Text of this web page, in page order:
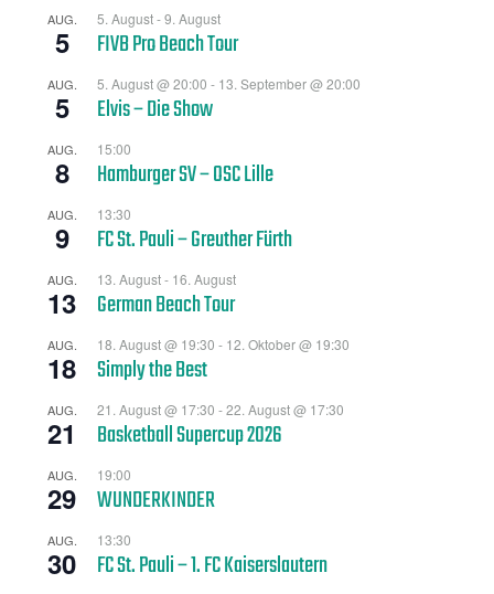
AUG.
5
5. August-9. August
FIVB Pro Beach Tour
AUG.
5
5. August @ 20:00 - 13. September @ 20:00
Elvis – Die Show
AUG.
8
15:00
Hamburger SV – OSC Lille
AUG.
9
13:30
FC St. Pauli – Greuther Fürth
AUG.
13
13. August- 16. August
German Beach Tour
AUG.
18
18. August @ 19:30 - 12. Oktober @ 19:30
Simply the Best
AUG.
21
21. August @ 17:30 -22. August @ 17:30
Basketball Supercup 2026
AUG.
29
19:00
WUNDERKINDER
AUG.
30
13:30
FC St. Pauli – 1. FC Kaiserslautern